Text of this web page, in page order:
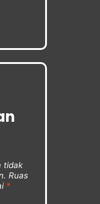
tidak
Ruas
*